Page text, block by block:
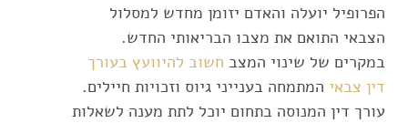
הפרופיל יועלה והאדם יזומן מחדש למסלול
הצבאי התואם את מצבו הבריאותי החדש.
במקרים של שינוי המצב חשוב להיוועץ בעורך
דין צבאי המתמחה בענייני גיוס וזכויות חיילים.
עורך דין המנוסה בתחום יוכל לתת מענה לשאלות